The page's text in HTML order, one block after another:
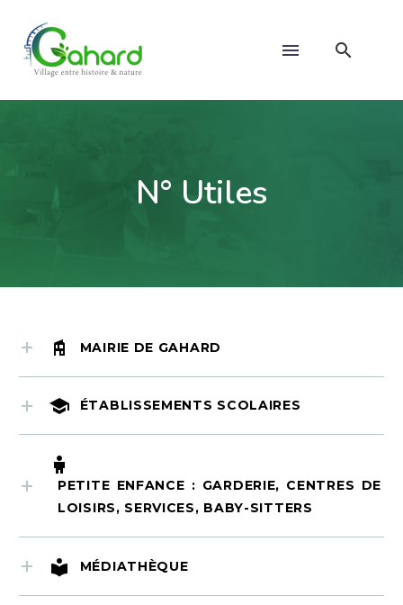
N° Utiles
MAIRIE DE GAHARD
ÉTABLISSEMENTS SCOLAIRES
PETITE ENFANCE : GARDERIE, CENTRES DE
LOISIRS, SERVICES, BABY-SITTERS
MÉDIATHÈQUE